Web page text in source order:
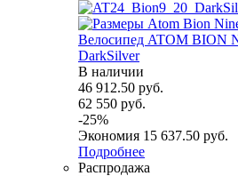
Велосипед ATOM BION
DarkSilver
В наличии
46 912.50 руб.
62 550 руб.
-25%
Экономия 15 637.50 руб.
Подробнее
Распродажа